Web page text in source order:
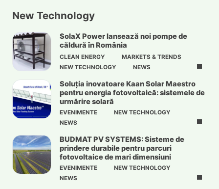
New Technology
SolaX Power lansează noi pompe de
căldură în România
CLEAN ENERGY
MARKETS & TRENDS
NEW TECHNOLOGY
NEWS
Soluția inovatoare Kaan Solar Maestro
pentru energia fotovoltaică: sistemele de
urmărire solară
EVENIMENTE
NEW TECHNOLOGY
NEWS
BUDMAT PV SYSTEMS: Sisteme de
prindere durabile pentru parcuri
fotovoltaice de mari dimensiuni
EVENIMENTE
NEW TECHNOLOGY
NEWS